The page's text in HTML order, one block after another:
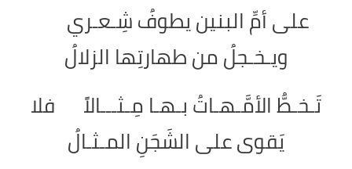
على أمِّ البنين يطوفُ شِـعـري
ويـخـجلُ من طهارتِها الزلالُ
تَـخـطُّ الأمَّـهـاتُ بـهـا مِـثـــالاً فلا
يَقوى على الشَجَنِ المـثـالُ